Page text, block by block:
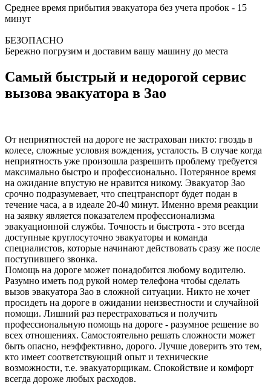
Среднее время прибытия эвакуатора без учета пробок - 15
минут
БЕЗОПАСНО
Бережно погрузим и доставим вашу машину до места
Самый быстрый и недорогой сервис
вызова эвакуатора в Зао
От неприятностей на дороге не застрахован никто: гвоздь в
колесе, сложные условия вождения, усталость. В случае когда
неприятность уже произошла разрешить проблему требуется
максимально быстро и профессионально. Потерянное время
на ожидание впустую не нравится никому. Эвакуатор Зао
срочно подразумевает, что спецтранспорт будет подан в
течение часа, а в идеале 20-40 минут. Именно время реакции
на заявку является показателем профессионализма
эвакуационной службы. Точность и быстрота - это всегда
доступные круглосуточно эвакуаторы и команда
специалистов, которые начинают действовать сразу же после
поступившего звонка.
Помощь на дороге может понадобится любому водителю.
Разумно иметь под рукой номер телефона чтобы сделать
вызов эвакуатора Зао в сложной ситуации. Никто не хочет
просидеть на дороге в ожидании неизвестности и случайной
помощи. Лишний раз перестраховаться и получить
профессиональную помощь на дороге - разумное решение во
всех отношениях. Самостоятельно решать сложности может
быть опасно, неэффективно, дорого. Лучше доверить это тем,
кто имеет соответствующий опыт и технические
возможности, т.е. эвакуаторщикам. Спокойствие и комфорт
всегда дороже любых расходов.